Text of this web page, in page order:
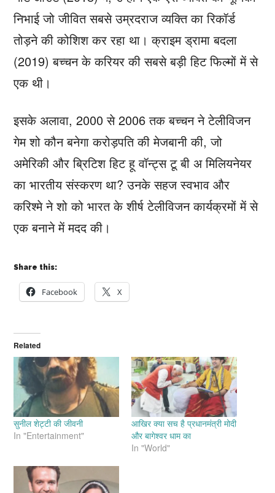
निभाई जो जीवित सबसे उम्रदराज व्यक्ति का रिकॉर्ड
तोड़ने की कोशिश कर रहा था। क्राइम ड्रामा बदला
(2019) बच्चन के करियर की सबसे बड़ी हिट फिल्मों में से
एक थी।
इसके अलावा, 2000 से 2006 तक बच्चन ने टेलीविजन
गेम शो कौन बनेगा करोड़पति की मेजबानी की, जो
अमेरिकी और ब्रिटिश हिट हू वॉन्ट्स टू बी अ मिलियनेयर
का भारतीय संस्करण था? उनके सहज स्वभाव और
करिश्मे ने शो को भारत के शीर्ष टेलीविजन कार्यक्रमों में से
एक बनाने में मदद की।
Share this:
Facebook X
Related
सुनील शेट्टी की जीवनी
In "Entertainment"
आखिर क्या सच है प्रधानमंत्री मोदी
और बागेश्वर धाम का
In "World"